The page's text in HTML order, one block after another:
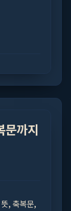
까지
, 축복문,